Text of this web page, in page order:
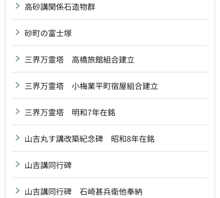
高砂講関係石造物群
砂町の富士塚
三界万霊塔 高橋旅館組合建立
三界万霊塔 小梅業平町宿屋組合建立
三界万霊塔 明和7年在銘
山吉丸す講改築紀念碑 昭和8年在銘
山吉講同行碑
山吉講同行碑 石崎甚兵衛他奉納